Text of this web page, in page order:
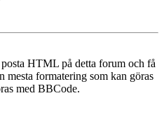
HTML på detta forum och få
formatering som kan göras
med BBCode.